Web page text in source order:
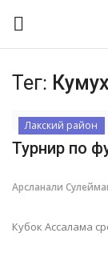
О портале
Помочь
Наша Команда
Тег: Кумух
Лакский район
Турнир по
Арсланали
Кубок Ассалама